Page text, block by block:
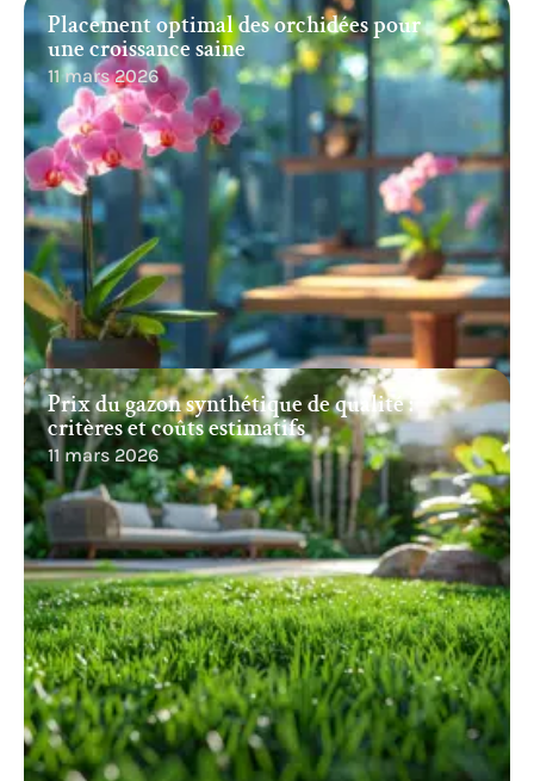
Placement optimal des orchidées pour
une croissance saine
11 mars 2026
Prix du gazon synthétique de qualité :
critères et coûts estimatifs
11 mars 2026
Recherche